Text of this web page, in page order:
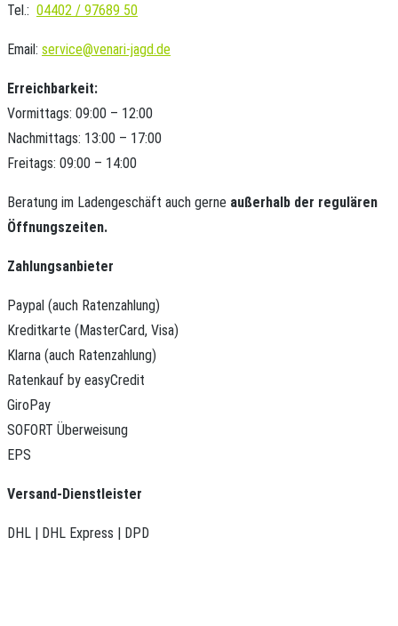
Tel.: 04402 / 97689 50
Email: service@venari-jagd.de
Erreichbarkeit:
Vormittags: 09:00 – 12:00
Nachmittags: 13:00 – 17:00
Freitags: 09:00 – 14:00
Beratung im Ladengeschäft auch gerne außerhalb der regulären
Öffnungszeiten.
Zahlungsanbieter
Paypal (auch Ratenzahlung)
Kreditkarte (MasterCard, Visa)
Klarna (auch Ratenzahlung)
Ratenkauf by easyCredit
GiroPay
SOFORT Überweisung
EPS
Versand-Dienstleister
DHL | DHL Express | DPD